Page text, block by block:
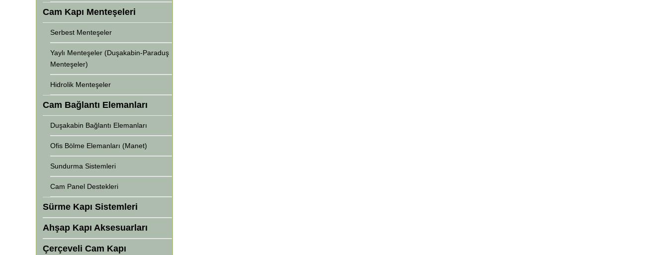
Cam Kapı Menteşeleri
Serbest Menteşeler
Yaylı Menteşeler (Duşakabin-Paraduş
Menteşeler)
Hidrolik Menteşeler
Cam Bağlantı Elemanları
Duşakabin Bağlantı Elemanları
Ofis Bölme Elemanları (Manet)
Sundurma Sistemleri
Cam Panel Destekleri
Sürme Kapı Sistemleri
Ahşap Kapı Aksesuarları
Çerçeveli Cam Kapı